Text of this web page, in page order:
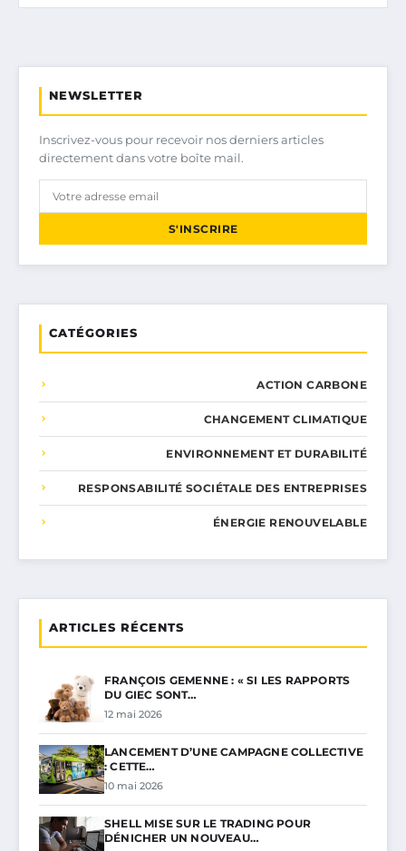
NEWSLETTER
Inscrivez-vous pour recevoir nos derniers articles
directement dans votre boîte mail.
S'INSCRIRE
CATÉGORIES
ACTION CARBONE
CHANGEMENT CLIMATIQUE
ENVIRONNEMENT ET DURABILITÉ
RESPONSABILITÉ SOCIÉTALE DES ENTREPRISES
ÉNERGIE RENOUVELABLE
ARTICLES RÉCENTS
FRANÇOIS GEMENNE : « SI LES RAPPORTS
DU GIEC SONT…
12 mai 2026
LANCEMENT D’UNE CAMPAGNE COLLECTIVE
: CETTE…
10 mai 2026
SHELL MISE SUR LE TRADING POUR
DÉNICHER UN NOUVEAU…